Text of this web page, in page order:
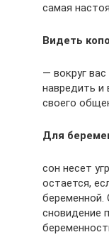
самая
Видеть
— вокруг
навредить и
своего
Для
сон несет
остается,
сновидение